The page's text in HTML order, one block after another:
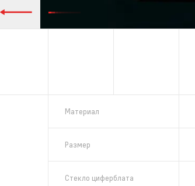
Материал
Размер
Стекло циферблата